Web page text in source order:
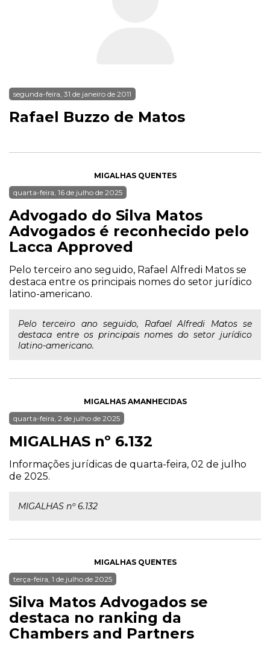
segunda-feira, 31 de janeiro de 2011
Rafael Buzzo de Matos
MIGALHAS QUENTES
quarta-feira, 16 de julho de 2025
Advogado do Silva Matos
Advogados é reconhecido pelo
Lacca Approved
Pelo terceiro ano seguido, Rafael Alfredi Matos se
destaca entre os principais nomes do setor jurídico
latino-americano.
Pelo terceiro ano seguido, Rafael Alfredi Matos se
destaca entre os principais nomes do setor jurídico
latino-americano.
MIGALHAS AMANHECIDAS
quarta-feira, 2 de julho de 2025
MIGALHAS nº 6.132
Informações jurídicas de quarta-feira, 02 de julho
de 2025.
MIGALHAS nº 6.132
MIGALHAS QUENTES
terça-feira, 1 de julho de 2025
Silva Matos Advogados se
destaca no ranking da
Chambers and Partners